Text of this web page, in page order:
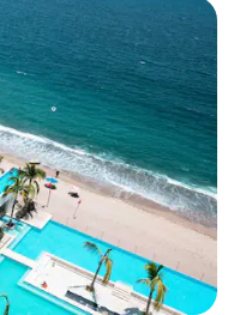
„Odabrali gosti”